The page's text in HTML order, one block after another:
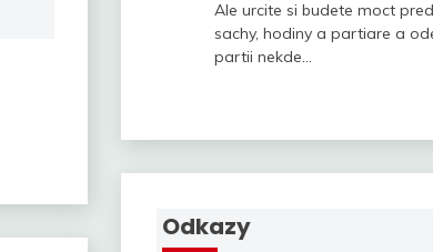
Ale urcite si budete moct
sachy, hodiny a partiare a
partii nekde…
Odkazy